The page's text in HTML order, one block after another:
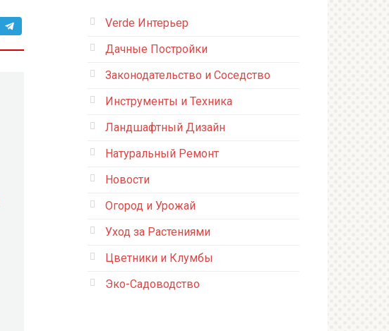
Verde Интерьер
Дачные Постройки
Законодательство и Соседство
Инструменты и Техника
Ландшафтный Дизайн
Натуральный Ремонт
Новости
Огород и Урожай
Уход за Растениями
Цветники и Клумбы
Эко-Садоводство